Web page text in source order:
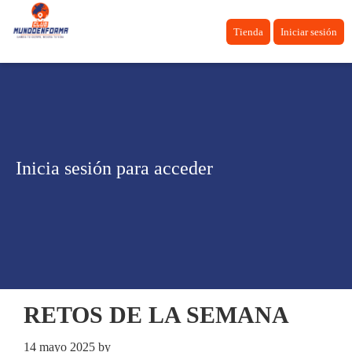
Tienda Iniciar sesión
Inicia sesión para acceder
RETOS DE LA SEMANA
14 mayo 2025 by